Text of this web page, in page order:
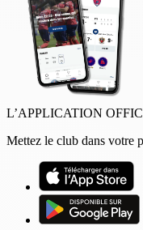
L’APPLICATION
Mettez le club dans votre